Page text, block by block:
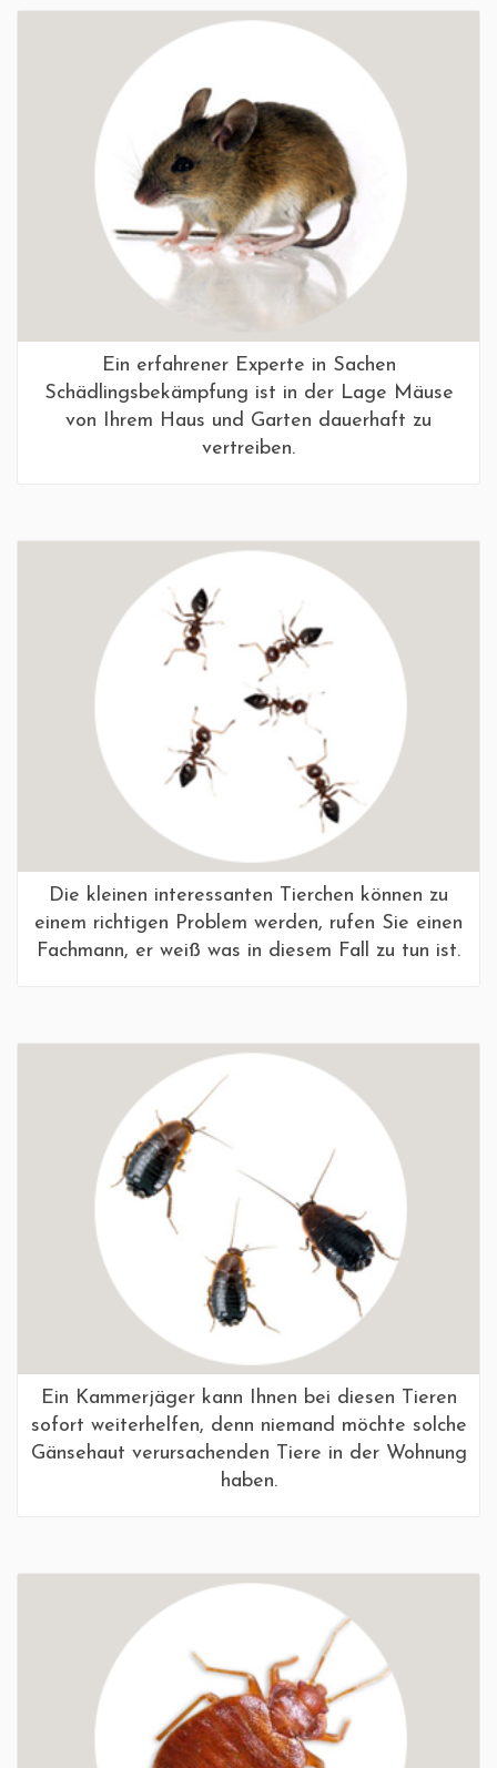
Ein erfahrener Experte in Sachen
Schädlingsbekämpfung ist in der Lage Mäuse
von Ihrem Haus und Garten dauerhaft zu
vertreiben.
Die kleinen interessanten Tierchen können zu
einem richtigen Problem werden, rufen Sie einen
Fachmann, er weiß was in diesem Fall zu tun ist.
Ein Kammerjäger kann Ihnen bei diesen Tieren
sofort weiterhelfen, denn niemand möchte solche
Gänsehaut verursachenden Tiere in der Wohnung
haben.